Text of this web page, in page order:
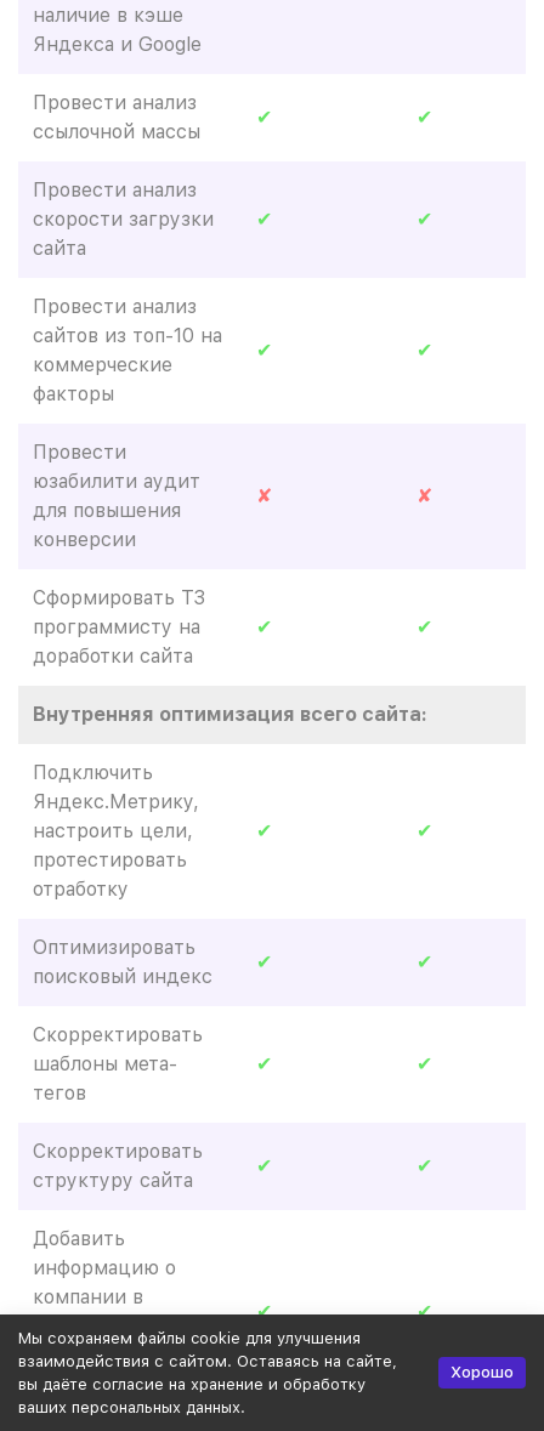
наличие в кэше
Яндекса и Google
Провести анализ
ссылочной массы
✔ ✔
Провести анализ
скорости загрузки
сайта
✔ ✔
Провести анализ
сайтов из топ-10 на
коммерческие
факторы
✔ ✔
Провести
юзабилити аудит
для повышения
конверсии
✘ ✘
Сформировать ТЗ
программисту на
доработки сайта
✔ ✔
Внутренняя оптимизация всего сайта:
Подключить
Яндекс.Метрику,
настроить цели,
протестировать
отработку
✔ ✔
Оптимизировать
поисковый индекс
✔ ✔
Скорректировать
шаблоны мета-
тегов
✔ ✔
Скорректировать
структуру сайта
✔ ✔
Добавить
информацию о
компании в
Яндекс.Справочник,
Google Мой бизнес
и 2ГИС
✔ ✔
Мы сохраняем файлы cookie для улучшения
взаимодействия с сайтом. Оставаясь на сайте,
вы даёте согласие на хранение и обработку
ваших персональных данных.
Хорошо